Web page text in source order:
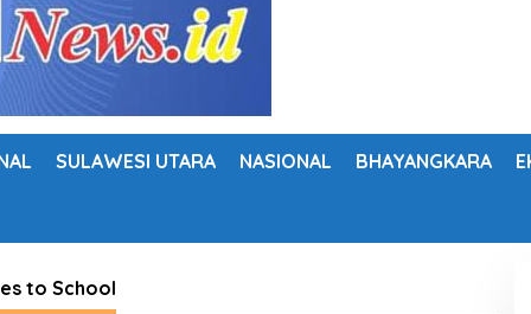
SULAWESI UTARA NASIONAL BHAYANGKARA
to School